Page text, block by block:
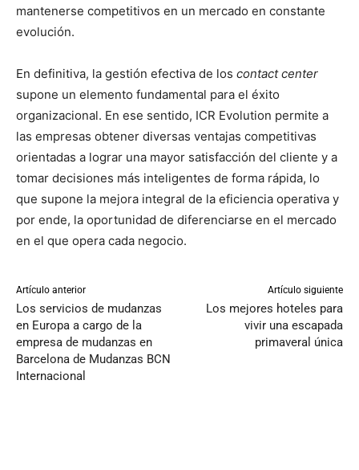
mantenerse competitivos en un mercado en constante
evolución.
En definitiva, la gestión efectiva de los contact center
supone un elemento fundamental para el éxito
organizacional. En ese sentido, ICR Evolution permite a
las empresas obtener diversas ventajas competitivas
orientadas a lograr una mayor satisfacción del cliente y a
tomar decisiones más inteligentes de forma rápida, lo
que supone la mejora integral de la eficiencia operativa y
por ende, la oportunidad de diferenciarse en el mercado
en el que opera cada negocio.
Artículo anterior
Los servicios de mudanzas
en Europa a cargo de la
empresa de mudanzas en
Barcelona de Mudanzas BCN
Internacional
Artículo siguiente
Los mejores hoteles para
vivir una escapada
primaveral única